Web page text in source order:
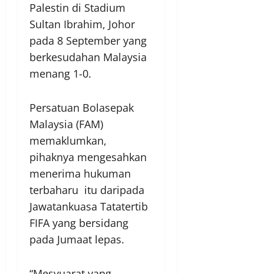
Palestin di Stadium
Sultan Ibrahim, Johor
pada 8 September yang
berkesudahan Malaysia
menang 1-0.
Persatuan Bolasepak
Malaysia (FAM)
memaklumkan,
pihaknya mengesahkan
menerima hukuman
terbaharu itu daripada
Jawatankuasa Tatatertib
FIFA yang bersidang
pada Jumaat lepas.